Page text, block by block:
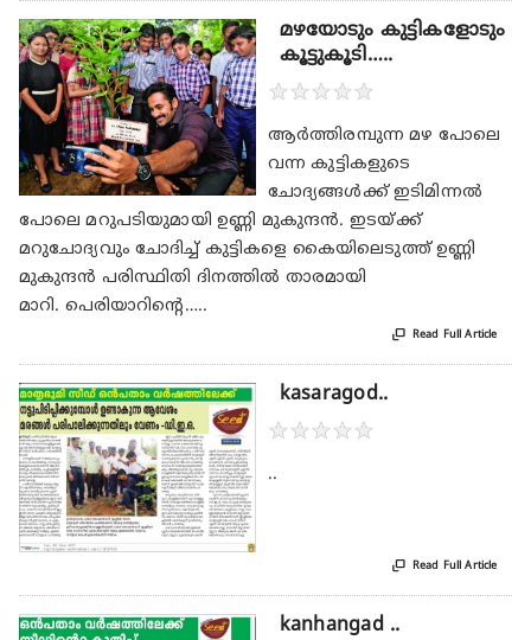
മഴയോടും കുട്ടികളോടും
കൂട്ടുകൂടി…..
★★★★★
ആര്‍ത്തിരമ്പുന്ന മഴ പോലെ
വന്ന കുട്ടികളുടെ
ചോദ്യങ്ങള്‍ക്ക് ഇടിമിന്നല്‍
പോലെ മറുപടിയുമായി ഉണ്ണി മുകുന്ദന്‍. ഇടയ്ക്ക്
മറുചോദ്യവും ചോദിച്ച് കുട്ടികളെ കൈയിലെടുത്ത് ഉണ്ണി
മുകുന്ദന്‍ പരിസ്ഥിതി ദിനത്തില്‍ താരമായി
മാറി. പെരിയാറിന്റെ…..
 Read Full Article
kasaragod..
★★★★★
..
 Read Full Article
kanhangad ..